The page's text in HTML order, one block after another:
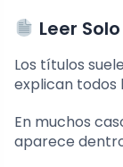
Leer
Los títulos
explican todos
En muchos
aparece